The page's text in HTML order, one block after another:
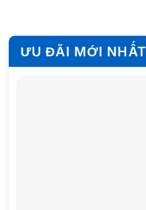
ƯU ĐÃI MỚI NHẤT